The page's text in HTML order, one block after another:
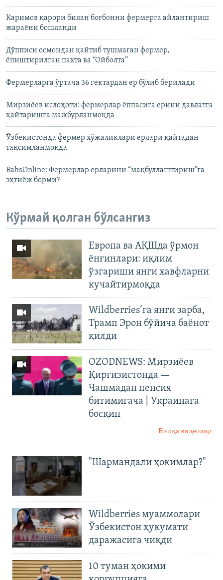
Каримов қарори билан боғбонни фермерга айлантириш
жараëни бошланди
Дўпписи оcмондан қайтиб тушмаган фермер,
ёпиштирилган пахта ва “Ойболта”
Фермерларга ўртача 36 гектардан ер бўлиб берилади
Мирзиëев ислоҳоти: фермерлар ëппасига ерини давлатга
қайтаришга мажбурланмоқда
Ўзбекистонда фермер хўжаликлари ерлари қайтадан
тақсимланмоқда
BahsOnline: Фермерлар ерларини “мақбуллаштириш”га
эҳтиёж борми?
Кўрмай қолган бўлсангиз
Европа ва АҚШда ўрмон
ёнғинлари: иқлим
ўзгариши янги хавфларни
кучайтирмоқда
Wildberries’га янги зарба,
Трамп Эрон бўйича баёнот
қилди
OZODNEWS: Мирзиёев
Қирғизистонда —
Чашмадан пенсия
битимигача | Украинага
босқин
Бошқа видеолар
"Шармандали ҳокимлар?"
Wildberries муаммолари
Ўзбекистон ҳукумати
даражасига чиқди
10 туман ҳокими